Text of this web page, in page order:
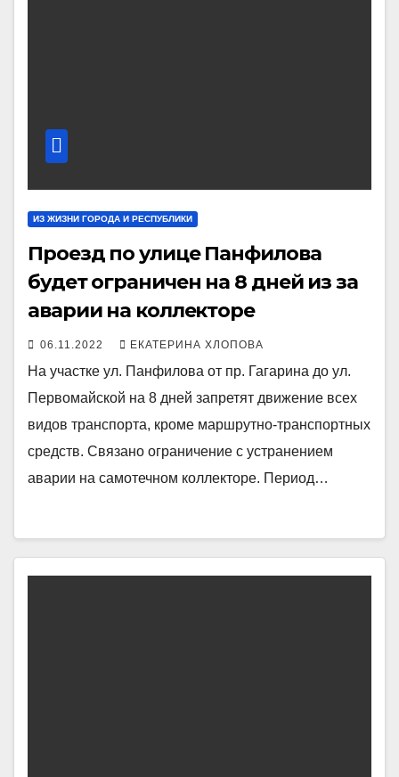
ИЗ ЖИЗНИ ГОРОДА И РЕСПУБЛИКИ
Проезд по улице Панфилова
будет ограничен на 8 дней из за
аварии на коллекторе
06.11.2022 ЕКАТЕРИНА ХЛОПОВА
На участке ул. Панфилова от пр. Гагарина до ул.
Первомайской на 8 дней запретят движение всех
видов транспорта, кроме маршрутно-транспортных
средств. Связано ограничение с устранением
аварии на самотечном коллекторе. Период…